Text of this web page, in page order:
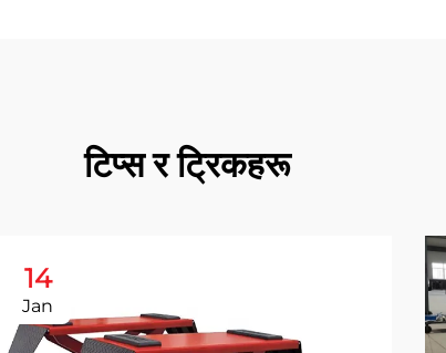
टिप्स र ट्रिकहरू
14
Jan